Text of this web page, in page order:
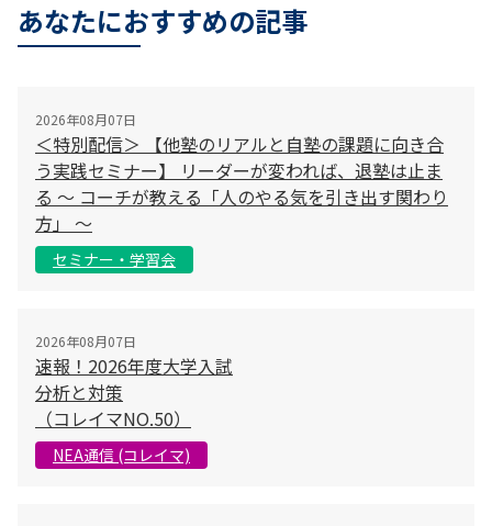
あなたにおすすめの記事
2026年08月07日
＜特別配信＞ 【他塾のリアルと自塾の課題に向き合
う実践セミナー】 リーダーが変われば、退塾は止ま
る 〜 コーチが教える「人のやる気を引き出す関わり
方」 〜
セミナー・学習会
2026年08月07日
速報！2026年度大学入試
分析と対策
（コレイマNO.50）
NEA通信 (コレイマ)